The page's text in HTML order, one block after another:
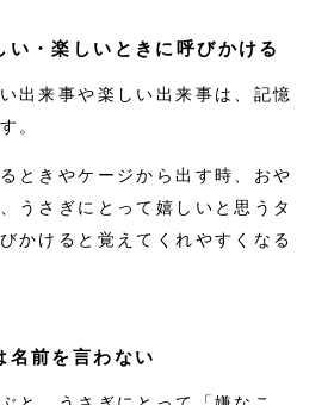
い・楽しいときに呼びかける
出来事や楽しい出来事は、記憶
。
ときやケージから出す時、おや
うさぎにとって嬉しいと思うタ
かけると覚えてくれやすくなる
名前を言わない